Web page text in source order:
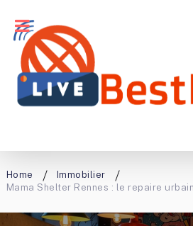
Home
Immobilier
Mama Shelter Rennes : le repaire